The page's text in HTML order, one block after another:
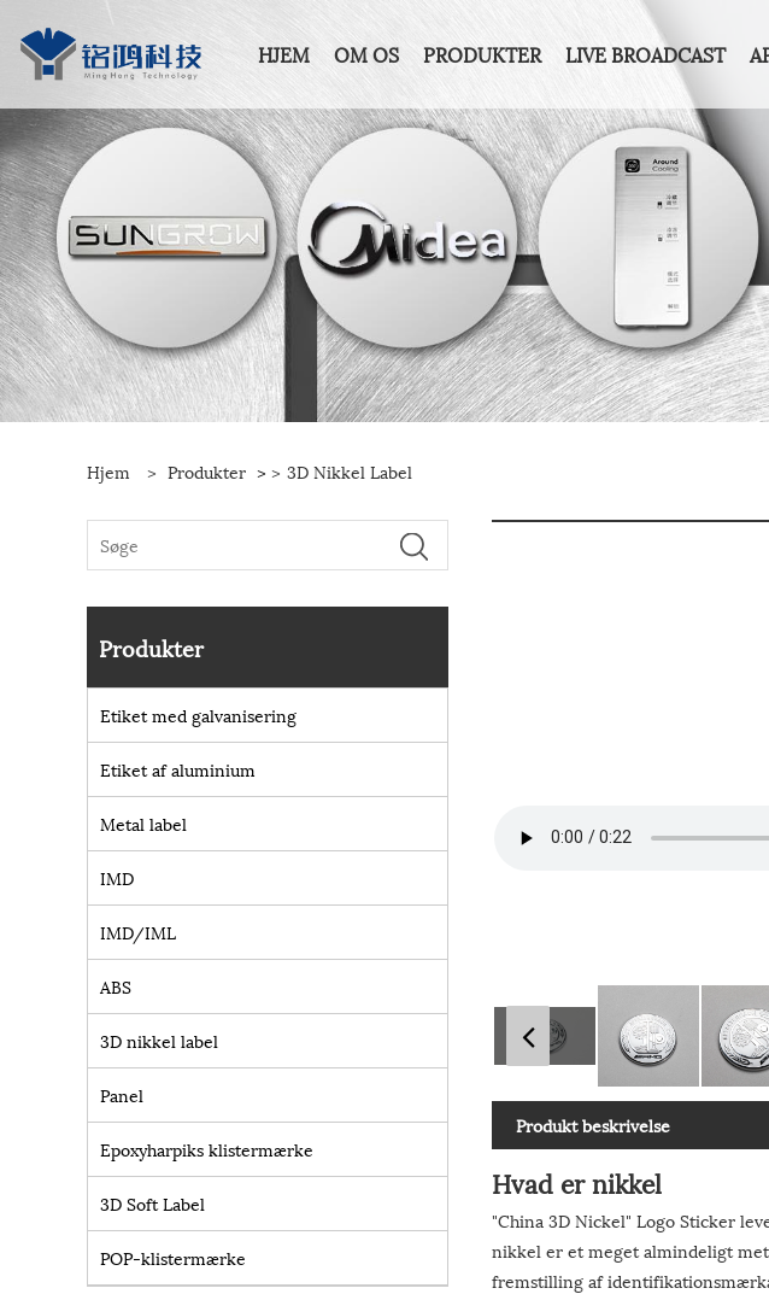
HJEM OM OS PRODUKTER LIVE BROADCAST
Hjem > Produkter > > 3D Nikkel Label
Produkter
Etiket med galvanisering
Etiket af aluminium
Metal label
IMD
IMD/IML
ABS
3D nikkel label
Panel
Epoxyharpiks klistermærke
3D Soft Label
POP-klistermærke
Produkt beskrivelse
Hvad er nikkel
"China 3D Nickel" Logo Sticker
nikkel er et meget almindeligt
fremstilling af